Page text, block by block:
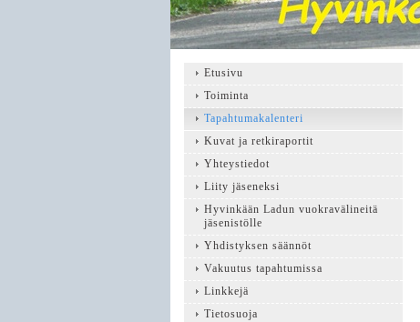
Etusivu
Toiminta
Tapahtumakalenteri
Kuvat ja retkiraportit
Yhteystiedot
Liity jäseneksi
Hyvinkään Ladun vuokravälineitä
jäsenistölle
Yhdistyksen säännöt
Vakuutus tapahtumissa
Linkkejä
Tietosuoja